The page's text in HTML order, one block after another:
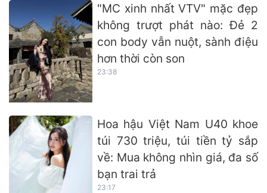
"MC xinh nhất VTV" mặc đẹp
không trượt phát nào: Đẻ 2
con body vẫn nuột, sành điệu
hơn thời còn son
23:38
Hoa hậu Việt Nam U40 khoe
túi 730 triệu, túi tiền tỷ sắp
về: Mua không nhìn giá, đa số
bạn trai trả
23:17